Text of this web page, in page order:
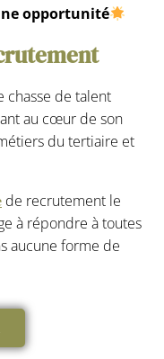
opportunité
chasse de talent
au cœur de son
du tertiaire et
de recrutement le
à répondre à toutes
aucune forme de